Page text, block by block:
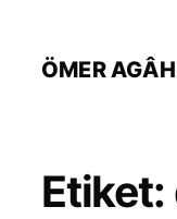
ÖMER
Etiket: